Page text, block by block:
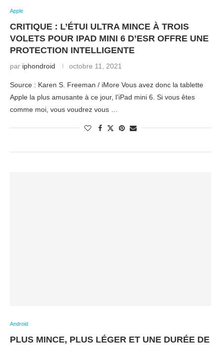
Apple
CRITIQUE : L’ÉTUI ULTRA MINCE À TROIS
VOLETS POUR IPAD MINI 6 D’ESR OFFRE UNE
PROTECTION INTELLIGENTE
par iphondroid octobre 11, 2021
Source : Karen S. Freeman / iMore Vous avez donc la tablette
Apple la plus amusante à ce jour, l’iPad mini 6. Si vous êtes
comme moi, vous voudrez vous …
Android
PLUS MINCE, PLUS LÉGER ET UNE DURÉE DE